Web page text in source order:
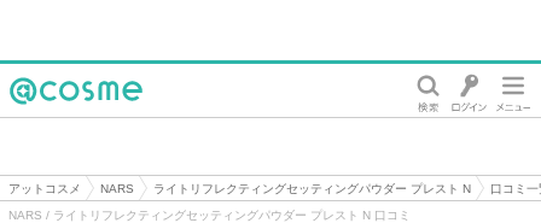
アットコスメ NARS ライトリフレクティングセッティングパウダー プレスト N
口コミ一
NARS / ライトリフレクティングセッティングパウダー プレスト N 口コミ